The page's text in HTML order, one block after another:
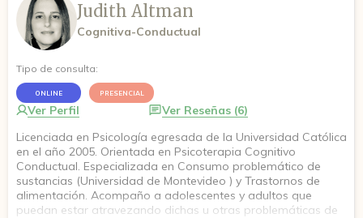
Judith Altman
Cognitiva-Conductual
Tipo de consulta:
ONLINE PRESENCIAL
Ver Perfil
Ver Reseñas (6)
Licenciada en Psicología egresada de la Universidad Católica
en el año 2005. Orientada en Psicoterapia Cognitivo
Conductual. Especializada en Consumo problemático de
sustancias (Universidad de Montevideo ) y Trastornos de
alimentación. Acompaño a adolescentes y adultos que
puedan estar atravezando dichas u otras problemáticas de